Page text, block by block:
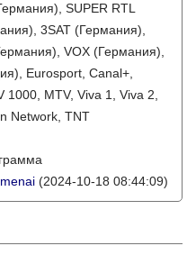
SUPER RTL
3SAT (Германия),
VOX (Германия),
Eurosport, Canal+,
MTV, Viva 1, Viva 2,
Network, TNT
(2024-10-18 08:44:09)